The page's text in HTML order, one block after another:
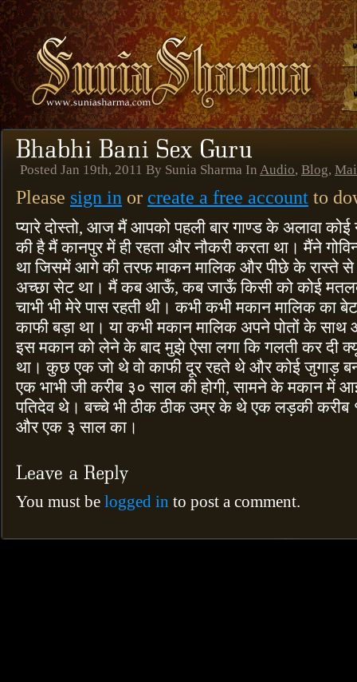
Posted Jan 19th, 2011 By Sunia Sharma In Audio, Blog,
Please sign in or create a free account to
प्यारे दोस्तो, आज मैं आपको पहली बार गाण्ड के अलावा
की है मैं कानपुर में ही रहता और नौकरी करता था। मैंने
था जिसमें आगे की तरफ माकन मालिक और पीछे के रास्ते से
अच्छा सेट था। मैं कब आऊँ, कब जाऊँ किसी को कोई
चाभी भी मेरे पास रहती थी। कभी कभी मकान मालिक का
काफी बड़ा था। या कभी मकान मालिक अपने पोतों के
इस मकान को लेने के बाद मुझे ऐसा लगा कि गलती कर दी
था। कुछ एक जो थे वो काफी दूर रहते थे और कोई जुगाड़ बन
एक भाभी जी करीब ३० साल की होगी, सामने के मकान में
पतिदेव थे। बच्चे भी ठीक ठीक उम्र के थे एक लड़की
और एक ३ साल का।
You must be logged in to post a comment.